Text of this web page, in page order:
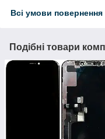
Всі умови повернення
Подібні товари